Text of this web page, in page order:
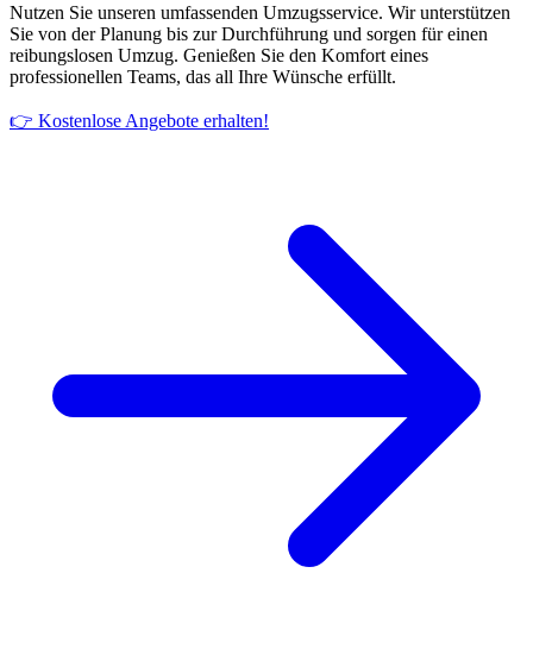
Nutzen Sie unseren umfassenden Umzugsservice. Wir unterstützen
Sie von der Planung bis zur Durchführung und sorgen für einen
reibungslosen Umzug. Genießen Sie den Komfort eines
professionellen Teams, das all Ihre Wünsche erfüllt.
👉 Kostenlose Angebote erhalten!